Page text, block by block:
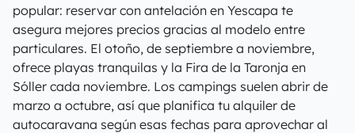
popular: reservar con antelación en Yescapa te
asegura mejores precios gracias al modelo entre
particulares. El otoño, de septiembre a noviembre,
ofrece playas tranquilas y la Fira de la Taronja en
Sóller cada noviembre. Los campings suelen abrir de
marzo a octubre, así que planifica tu alquiler de
autocaravana según esas fechas para aprovechar al